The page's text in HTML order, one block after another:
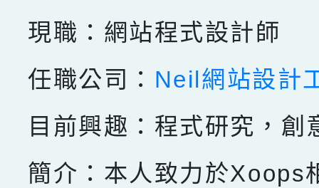
現職：網站程式設計師
任職公司： Neil網站設計
目前興趣：程式研究，創
簡介：本人致力於Xoops